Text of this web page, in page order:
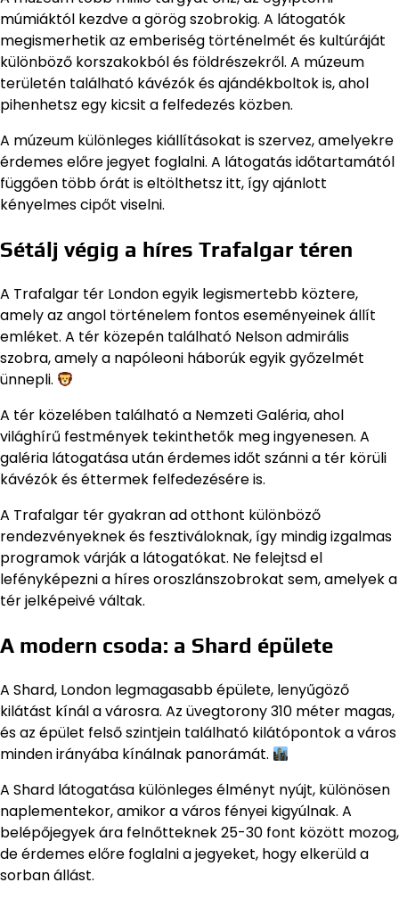
múmiáktól kezdve a görög szobrokig. A látogatók
megismerhetik az emberiség történelmét és kultúráját
különböző korszakokból és földrészekről. A múzeum
területén található kávézók és ajándékboltok is, ahol
pihenhetsz egy kicsit a felfedezés közben.
A múzeum különleges kiállításokat is szervez, amelyekre
érdemes előre jegyet foglalni. A látogatás időtartamától
függően több órát is eltölthetsz itt, így ajánlott
kényelmes cipőt viselni.
Sétálj végig a híres Trafalgar téren
A Trafalgar tér London egyik legismertebb köztere,
amely az angol történelem fontos eseményeinek állít
emléket. A tér közepén található Nelson admirális
szobra, amely a napóleoni háborúk egyik győzelmét
ünnepli.
A tér közelében található a Nemzeti Galéria, ahol
világhírű festmények tekinthetők meg ingyenesen. A
galéria látogatása után érdemes időt szánni a tér körüli
kávézók és éttermek felfedezésére is.
A Trafalgar tér gyakran ad otthont különböző
rendezvényeknek és fesztiváloknak, így mindig izgalmas
programok várják a látogatókat. Ne felejtsd el
lefényképezni a híres oroszlánszobrokat sem, amelyek a
tér jelképeivé váltak.
A modern csoda: a Shard épülete
A Shard, London legmagasabb épülete, lenyűgöző
kilátást kínál a városra. Az üvegtorony 310 méter magas,
és az épület felső szintjein található kilátópontok a város
minden irányába kínálnak panorámát.
A Shard látogatása különleges élményt nyújt, különösen
naplementekor, amikor a város fényei kigyúlnak. A
belépőjegyek ára felnőtteknek 25-30 font között mozog,
de érdemes előre foglalni a jegyeket, hogy elkerüld a
sorban állást.